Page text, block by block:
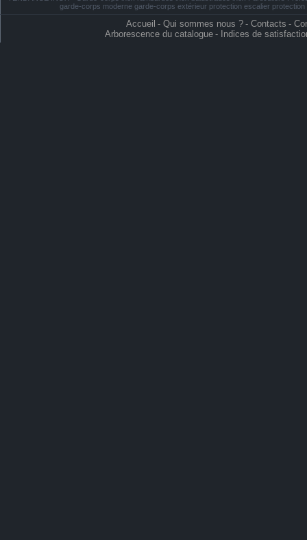
garde-corps moderne garde-corps extérieur protection escalier
Accueil - Qui sommes nous ? - Contacts -
Arborescence du catalogue - Indices de